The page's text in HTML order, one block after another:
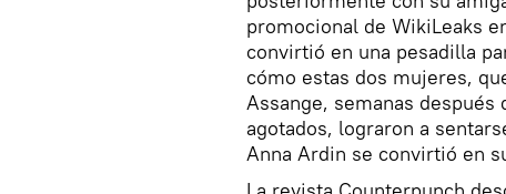
promocional de WikiLeaks
convirtió en una pesadilla
cómo estas dos mujeres,
Assange, semanas
agotados, lograron a
Anna Ardin se convirtió en